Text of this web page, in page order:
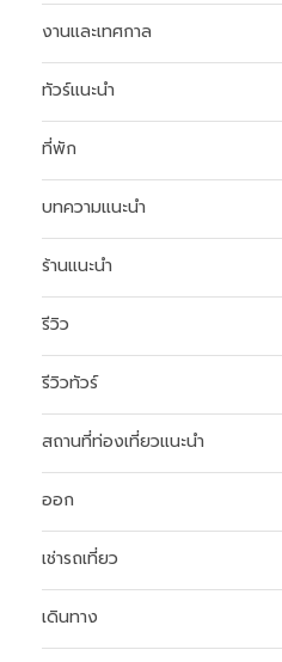
งานและเทศกาล
ทัวร์แนะนำ
ที่พัก
บทความแนะนำ
ร้านแนะนำ
รีวิว
รีวิวทัวร์
สถานที่ท่องเที่ยวแนะนำ
ออก
เช่ารถเที่ยว
เดินทาง